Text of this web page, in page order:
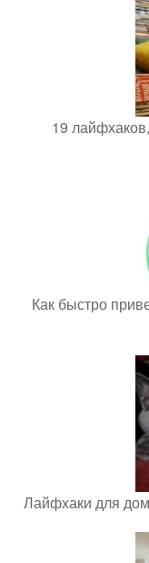
19
Как быстро
Лайфхаки для